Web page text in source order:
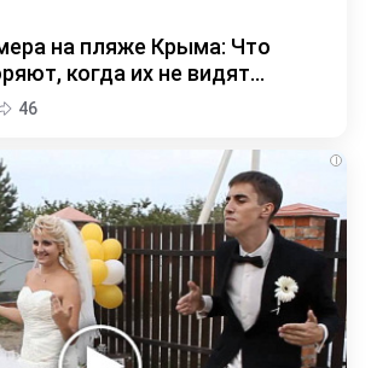
на пляже Крыма: Что
когда их не видят...
46
i